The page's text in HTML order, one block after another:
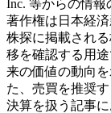
Inc. 等からの情
著作権は日本経済
株探に掲載され
移を確認する用
来の価値の動向
た、売買を推奨
決算を扱う記事